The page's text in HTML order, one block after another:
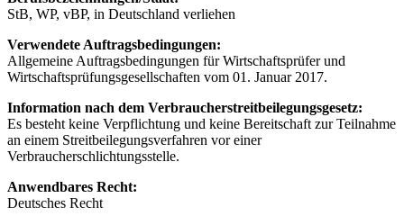
StB, WP, vBP, in Deutschland verliehen
Verwendete Auftragsbedingungen:
Allgemeine Auftragsbedingungen für Wirtschaftsprüfer und
Wirtschaftsprüfungsgesellschaften vom 01. Januar 2017.
Information nach dem Verbraucherstreitbeilegungsgesetz:
Es besteht keine Verpflichtung und keine Bereitschaft zur Teilnahme
an einem Streitbeilegungsverfahren vor einer
Verbraucherschlichtungsstelle.
Anwendbares Recht:
Deutsches Recht